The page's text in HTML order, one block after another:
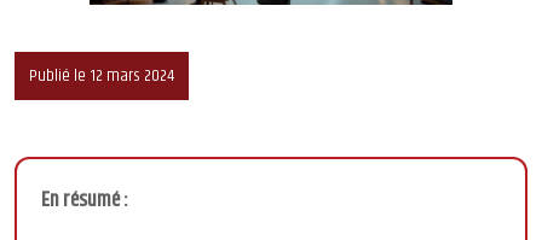
Publié le 12 mars 2024
En résumé :